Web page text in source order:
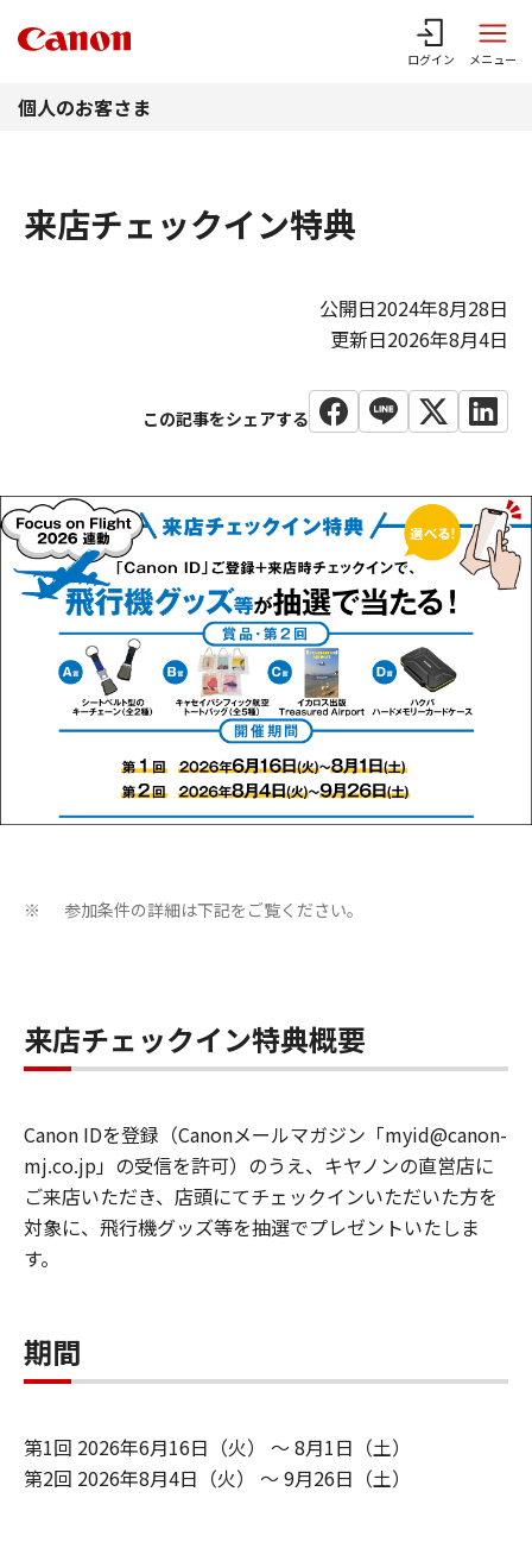
ログイン メニュー
個人のお客さま
来店チェックイン特典
公開日2024年8月28日
更新日2026年8月4日
※ 参加条件の詳細は下記をご覧ください。
来店チェックイン特典概要
Canon IDを登録（Canonメールマガジン「myid@canon-
mj.co.jp」の受信を許可）のうえ、キヤノンの直営店に
ご来店いただき、店頭にてチェックインいただいた方を
対象に、飛行機グッズ等を抽選でプレゼントいたしま
す。
期間
第1回 2026年6月16日（火） ～ 8月1日（土）
第2回 2026年8月4日（火） ～ 9月26日（土）